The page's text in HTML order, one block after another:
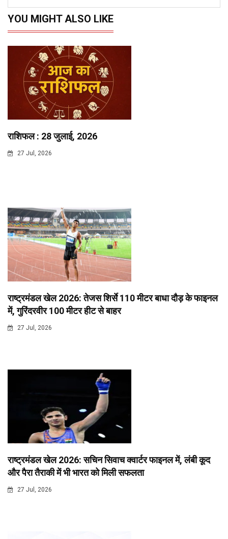
YOU MIGHT ALSO LIKE
राशिफल : 28 जुलाई, 2026
27 Jul, 2026
राष्ट्रमंडल खेल 2026: तेजस शिर्से 110 मीटर बाधा दौड़ के फाइनल
में, गुरिंदरवीर 100 मीटर हीट से बाहर
27 Jul, 2026
राष्ट्रमंडल खेल 2026: सचिन सिवाच क्वार्टर फाइनल में, लंबी कूद
और पैरा तैराकी में भी भारत को मिली सफलता
27 Jul, 2026